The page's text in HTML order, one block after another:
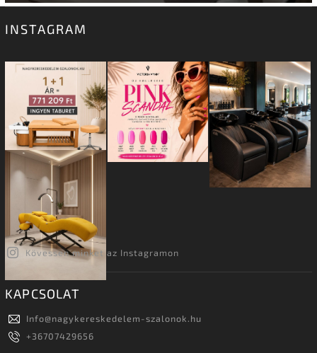
INSTAGRAM
Kövessen minket az Instagramon
KAPCSOLAT
Info@nagykereskedelem-szalonok.hu
+36707429656